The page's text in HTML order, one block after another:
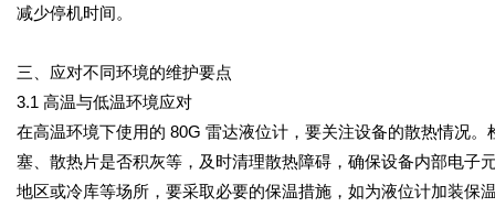
减少停机时间。
三、应对不同环境的维护要点
3.1 高温与低温环境应对
在高温环境下使用的 80G 雷达液位计，要关注设备的散热情况
塞、散热片是否积灰等，及时清理散热障碍，确保设备内部电子
地区或冷库等场所，要采取必要的保温措施，如为液位计加装保